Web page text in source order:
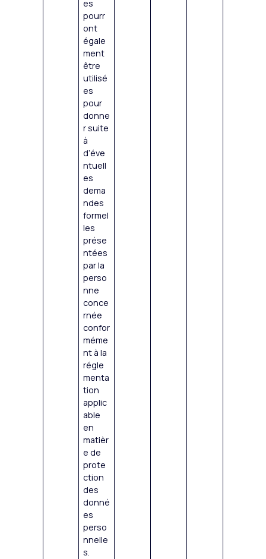
es
pourr
ont
égale
ment
être
utilisé
es
pour
donne
r suite
à
d’éve
ntuell
es
dema
ndes
formel
les
prése
ntées
par la
perso
nne
conce
rnée
confor
méme
nt à la
régle
menta
tion
applic
able
en
matièr
e de
prote
ction
des
donné
es
perso
nnelle
s.